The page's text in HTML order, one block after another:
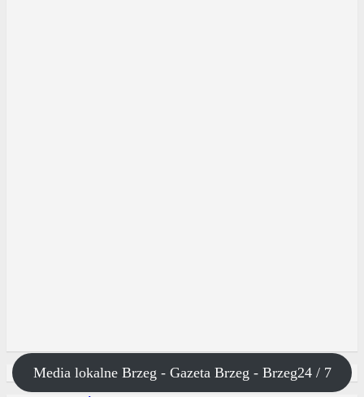
Media lokalne Brzeg - Gazeta Brzeg - Brzeg24 / 7